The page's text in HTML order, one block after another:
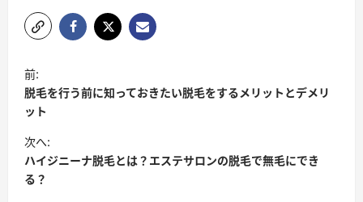
ポ
ス
ト
ナ
ビ
ゲ
前:
脱毛を行う前に知っておきたい脱毛をするメリットとデメリ
ット
次へ:
ハイジニーナ脱毛とは？エステサロンの脱毛で無毛にでき
る？